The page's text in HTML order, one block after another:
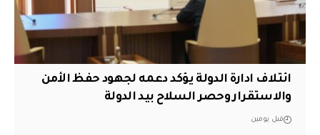
ائتلاف ادارة الدولة يؤكد دعمه لجهود حفظ الأمن
والاستقرار وحصر السلاح بيد الدولة
قبل يومين